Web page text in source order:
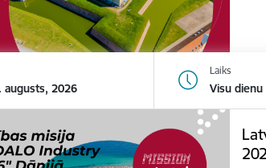
augusts, 2026
Laiks
Visu dienu